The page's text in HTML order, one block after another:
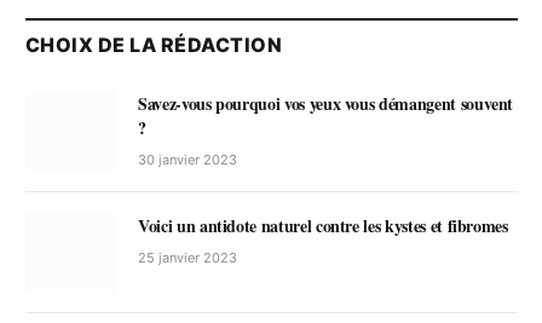
CHOIX DE LA RÉDACTION
Savez-vous pourquoi vos yeux vous démangent souvent
?
30 janvier 2023
Voici un antidote naturel contre les kystes et fibromes
25 janvier 2023